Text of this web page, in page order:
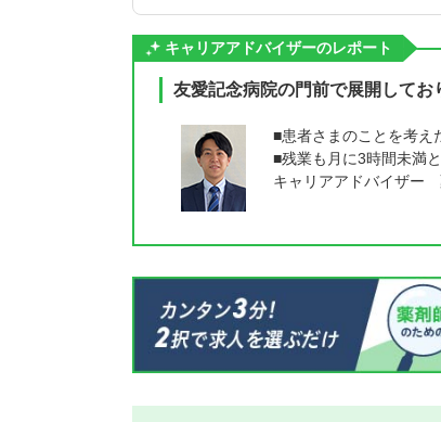
キャリアアドバイザーのレポート
友愛記念病院の門前で展開してお
■患者さまのことを考え
■残業も月に3時間未満
キャリアアドバイザー